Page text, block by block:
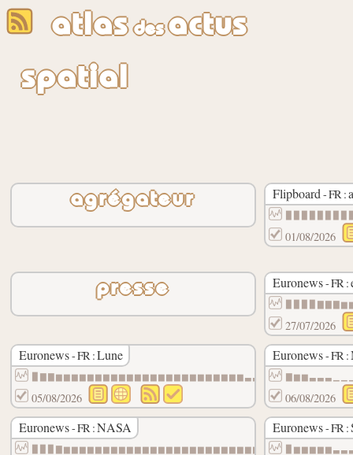
atlasdesactus
spatial
agrégateur Flipboard - FR :
01/08/2026
presse Euronews- FR :
27/07/2026
Euronews- FR :Lune
05/08/2026
Euronews- FR :
06/08/2026
Euronews- FR :NASA Euronews- FR :